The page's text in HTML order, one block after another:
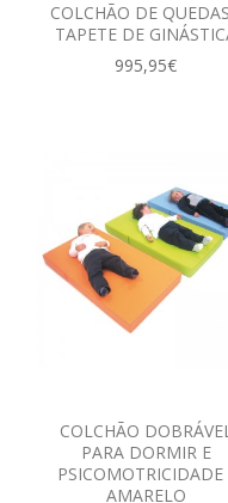
COLCHÃO DE
TAPETE DE
995,95€
COLCHÃO DOBRÁVEL
PARA DORMIR E
PSICOMOTRICIDADE
AMARELO